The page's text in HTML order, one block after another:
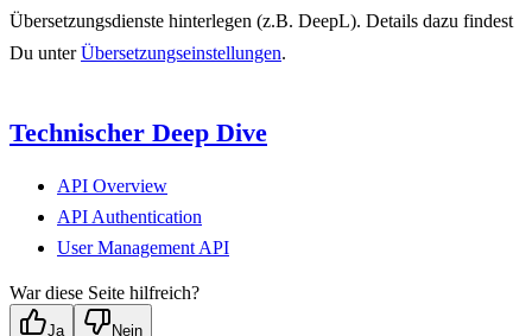
Übersetzungsdienste hinterlegen (z.B. DeepL). Details dazu findest
Du unterÜbersetzungseinstellungen.
Technischer Deep Dive
API Overview
API Authentication
User Management API
War diese Seite hilfreich?
Ja Nein